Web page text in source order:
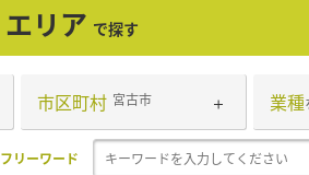
エリア で探す
市区町村 宮古市 業種
フリーワード